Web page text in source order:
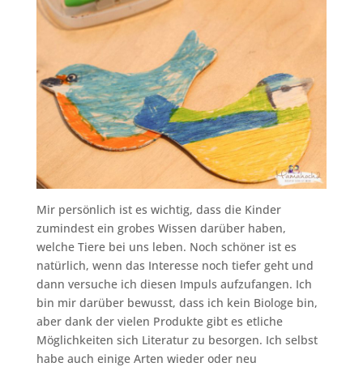
Mir persönlich ist es wichtig, dass die Kinder
zumindest ein grobes Wissen darüber haben,
welche Tiere bei uns leben. Noch schöner ist es
natürlich, wenn das Interesse noch tiefer geht und
dann versuche ich diesen Impuls aufzufangen. Ich
bin mir darüber bewusst, dass ich kein Biologe bin,
aber dank der vielen Produkte gibt es etliche
Möglichkeiten sich Literatur zu besorgen. Ich selbst
habe auch einige Arten wieder oder neu